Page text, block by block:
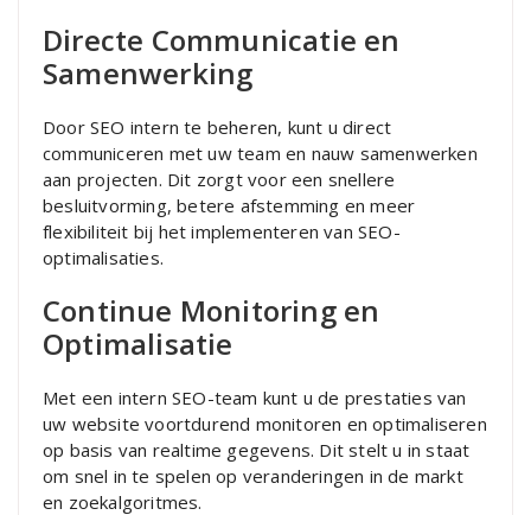
Directe Communicatie en
Samenwerking
Door SEO intern te beheren, kunt u direct
communiceren met uw team en nauw samenwerken
aan projecten. Dit zorgt voor een snellere
besluitvorming, betere afstemming en meer
flexibiliteit bij het implementeren van SEO-
optimalisaties.
Continue Monitoring en
Optimalisatie
Met een intern SEO-team kunt u de prestaties van
uw website voortdurend monitoren en optimaliseren
op basis van realtime gegevens. Dit stelt u in staat
om snel in te spelen op veranderingen in de markt
en zoekalgoritmes.